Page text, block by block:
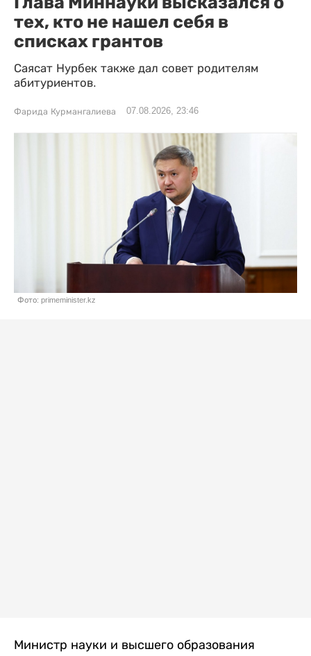
тех, кто не нашел себя в
списках грантов
Саясат Нурбек также дал совет родителям
абитуриентов.
Фарида Курмангалиева 07.08.2026, 23:46
Фото: primeminister.kz
Министр науки и высшего образования